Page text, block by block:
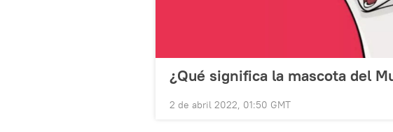
¿Qué significa la mascota del
2 de abril 2022, 01:50 GMT